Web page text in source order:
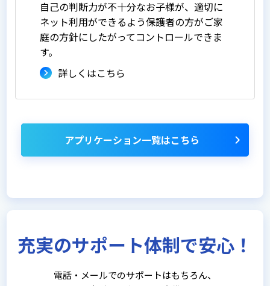
自己の判断力が不十分なお子様が、適切に
ネット利用ができるよう保護者の方がご家
庭の方針にしたがってコントロールできま
す。
詳しくはこちら
アプリケーション一覧はこちら
充実のサポート体制で安心！
電話・メールでのサポートはもちろん、